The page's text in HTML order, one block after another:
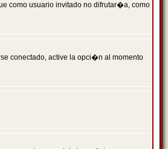
como usuario invitado no difrutar�a, como
conectado, active la opci�n al momento